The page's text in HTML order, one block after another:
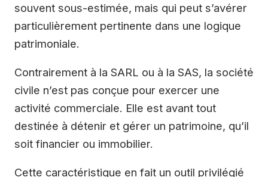
souvent sous-estimée, mais qui peut s’avérer
particulièrement pertinente dans une logique
patrimoniale.
Contrairement à la SARL ou à la SAS, la société
civile n’est pas conçue pour exercer une
activité commerciale. Elle est avant tout
destinée à détenir et gérer un patrimoine, qu’il
soit financier ou immobilier.
Cette caractéristique en fait un outil privilégié